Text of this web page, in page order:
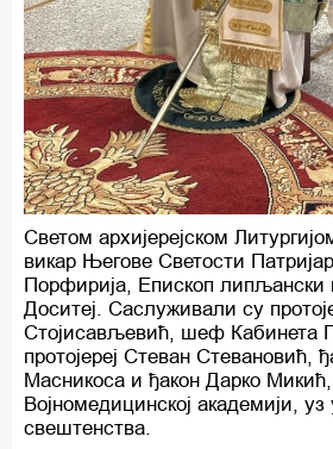
Светом архијерејском
викар Његове Светости
Порфирија, Епископ липљански
Доситеј. Саслуживали су
Стојисављевић, шеф Кабинета
протојереј Стеван Стевановић,
Масникоса и ђакон Дарко
Војномедицинској академији, уз
свештенства.